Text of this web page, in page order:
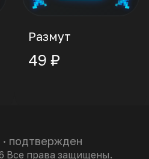
Размут
49 ₽
· подтвержден
Все права защищены.